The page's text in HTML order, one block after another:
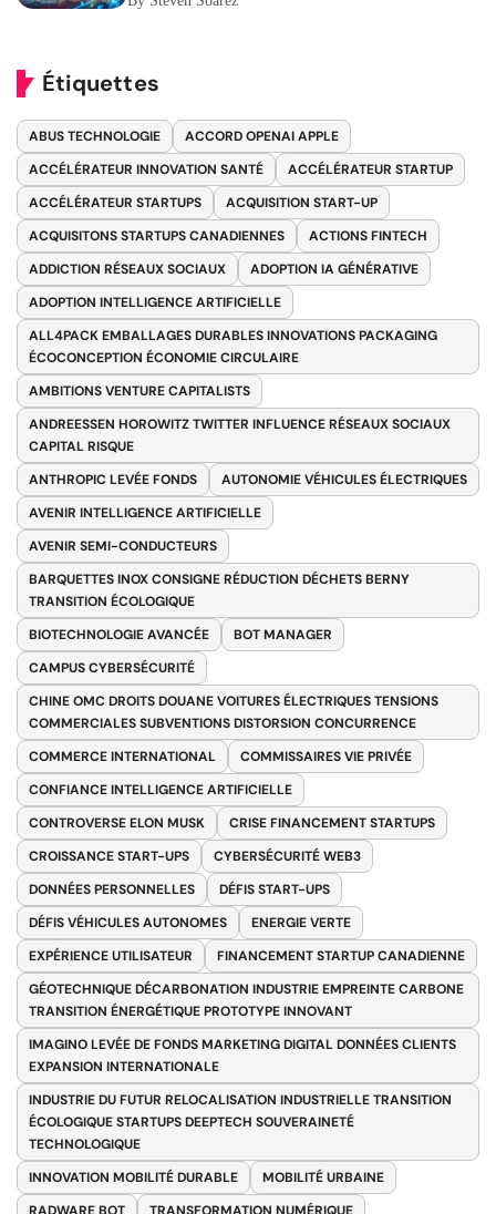
Étiquettes
ABUS TECHNOLOGIE
ACCORD OPENAI APPLE
ACCÉLÉRATEUR INNOVATION SANTÉ
ACCÉLÉRATEUR STARTUP
ACCÉLÉRATEUR STARTUPS
ACQUISITION START-UP
ACQUISITONS STARTUPS CANADIENNES
ACTIONS FINTECH
ADDICTION RÉSEAUX SOCIAUX
ADOPTION IA GÉNÉRATIVE
ADOPTION INTELLIGENCE ARTIFICIELLE
ALL4PACK EMBALLAGES DURABLES INNOVATIONS PACKAGING
ÉCOCONCEPTION ÉCONOMIE CIRCULAIRE
AMBITIONS VENTURE CAPITALISTS
ANDREESSEN HOROWITZ TWITTER INFLUENCE RÉSEAUX SOCIAUX
CAPITAL RISQUE
ANTHROPIC LEVÉE FONDS
AUTONOMIE VÉHICULES ÉLECTRIQUES
AVENIR INTELLIGENCE ARTIFICIELLE
AVENIR SEMI-CONDUCTEURS
BARQUETTES INOX CONSIGNE RÉDUCTION DÉCHETS BERNY
TRANSITION ÉCOLOGIQUE
BIOTECHNOLOGIE AVANCÉE
BOT MANAGER
CAMPUS CYBERSÉCURITÉ
CHINE OMC DROITS DOUANE VOITURES ÉLECTRIQUES TENSIONS
COMMERCIALES SUBVENTIONS DISTORSION CONCURRENCE
COMMERCE INTERNATIONAL
COMMISSAIRES VIE PRIVÉE
CONFIANCE INTELLIGENCE ARTIFICIELLE
CONTROVERSE ELON MUSK
CRISE FINANCEMENT STARTUPS
CROISSANCE START-UPS
CYBERSÉCURITÉ WEB3
DONNÉES PERSONNELLES
DÉFIS START-UPS
DÉFIS VÉHICULES AUTONOMES
ENERGIE VERTE
EXPÉRIENCE UTILISATEUR
FINANCEMENT STARTUP CANADIENNE
GÉOTECHNIQUE DÉCARBONATION INDUSTRIE EMPREINTE CARBONE
TRANSITION ÉNERGÉTIQUE PROTOTYPE INNOVANT
IMAGINO LEVÉE DE FONDS MARKETING DIGITAL DONNÉES CLIENTS
EXPANSION INTERNATIONALE
INDUSTRIE DU FUTUR RELOCALISATION INDUSTRIELLE TRANSITION
ÉCOLOGIQUE STARTUPS DEEPTECH SOUVERAINETÉ
TECHNOLOGIQUE
INNOVATION MOBILITÉ DURABLE
MOBILITÉ URBAINE